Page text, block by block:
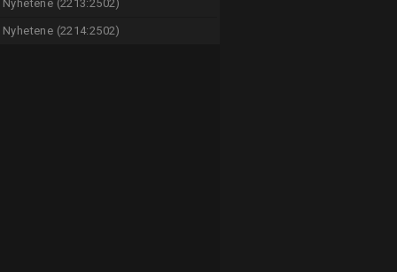
Nyhetene (2213:2502)
Nyhetene (2214:2502)